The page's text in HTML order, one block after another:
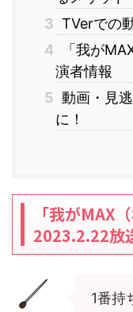
3 TVerでの
4
「我が
演者情報
5 動画・見
に！
「我がMAX
2023.2.22放
1番持